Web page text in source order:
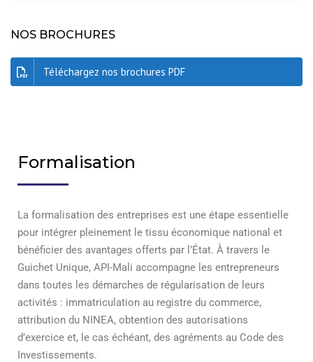
NOS BROCHURES
Téléchargez nos brochures PDF
Formalisation
La formalisation des entreprises est une étape essentielle
pour intégrer pleinement le tissu économique national et
bénéficier des avantages offerts par l’État. À travers le
Guichet Unique, API-Mali accompagne les entrepreneurs
dans toutes les démarches de régularisation de leurs
activités : immatriculation au registre du commerce,
attribution du NINEA, obtention des autorisations
d’exercice et, le cas échéant, des agréments au Code des
Investissements.